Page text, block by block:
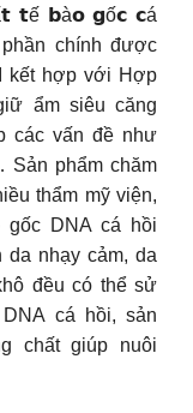
𝘁ế 𝗯à𝗼 𝗴ố𝗰 𝗰á
chính được
kết hợp với Hợp
ẩm siêu căng
các vấn đề như
Sản phẩm chăm
thẩm mỹ viện,
DNA cá hồi
da nhạy cảm, da
đều có thể sử
cá hồi, sản
chất giúp nuôi